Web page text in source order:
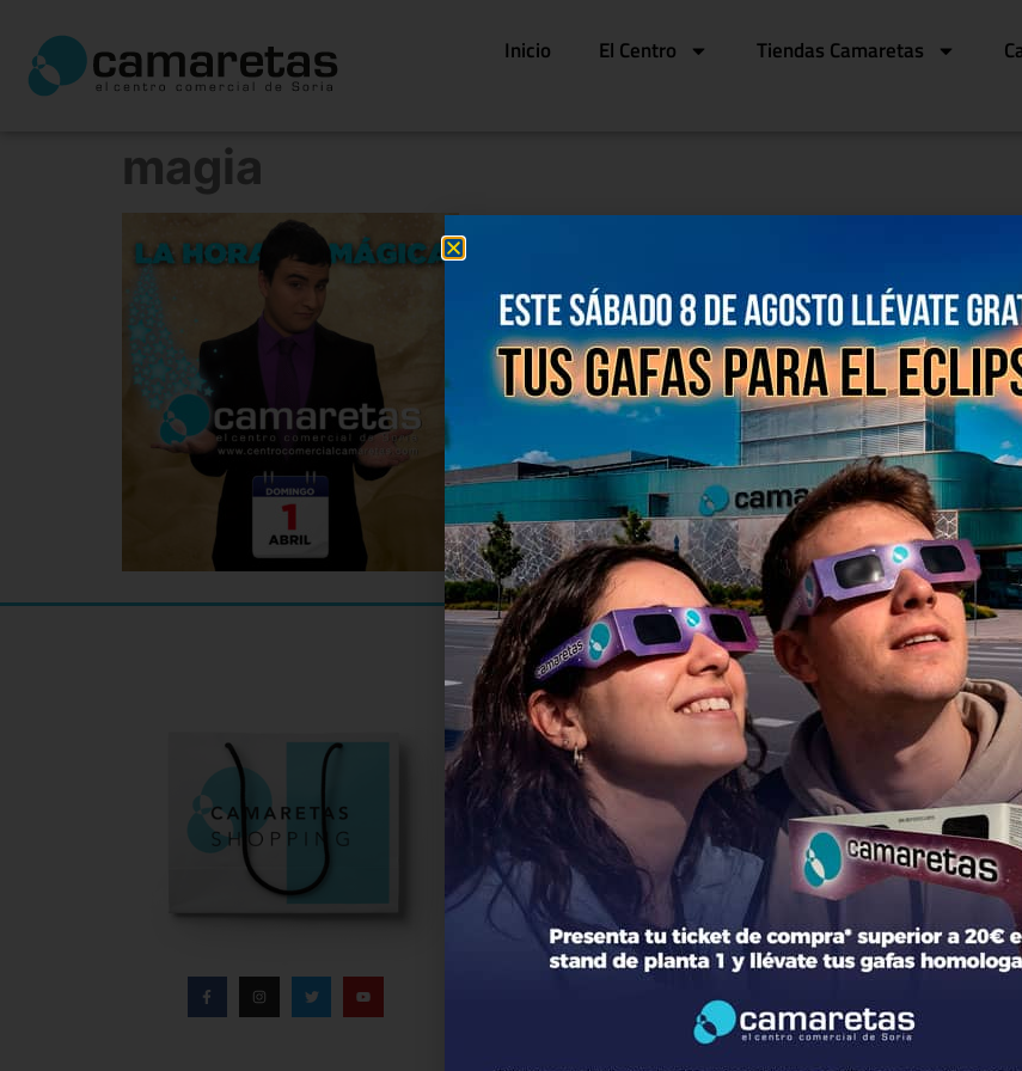
Inicio El Centro Tiendas Camaretas
magia
Información del centro
Información general
Directorio de tiendas y Planos
Contacto
Política de Privacidad
Aviso Legal
Política de Cookies
Bases legales Concursos y Promociones
Tiendas
Hogar y Alimentación
Regalos y Complementos
Ocio y Restauración
Servicios